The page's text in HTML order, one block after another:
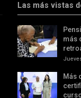
Las más vistas
más
Más